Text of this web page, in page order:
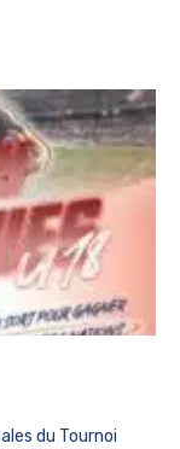
du Tournoi